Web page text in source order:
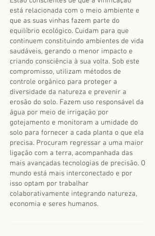
está relacionada com o meio ambiente e
que as suas vinhas fazem parte do
equilíbrio ecológico. Cuidam para que
continuem constituindo ambientes de vida
saudáveis, gerando o menor impacto e
criando consciência à sua volta. Sob este
compromisso, utilizam métodos de
controle orgânico para proteger a
diversidade da natureza e prevenir a
erosão do solo. Fazem uso responsável da
água por meio de irrigação por
gotejamento e monitoram a umidade do
solo para fornecer a cada planta o que ela
precisa. Procuram regressar a uma maior
ligação com a terra, acompanhada das
mais avançadas tecnologias de precisão. O
mundo está mais interconectado e por
isso optam por trabalhar
colaborativamente integrando natureza,
economia e seres humanos.